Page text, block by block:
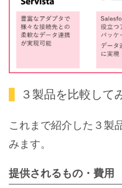
３製品を比較して
これまで紹介した３製
みます。
提供されるもの・費用